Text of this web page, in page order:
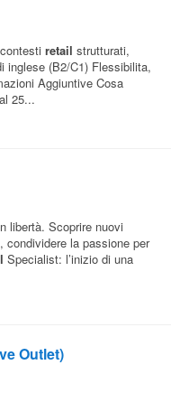
retail strutturati,
inglese (B2/C1) Flessibilita,
Aggiuntive Cosa
25...
libertà. Scoprire nuovi
condividere la passione per
Specialist: l’inizio di una
Outlet)